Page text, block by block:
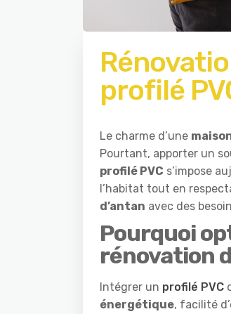
profilé
Le charme d’une
Pourtant, apporter un
profilé PVC s’impose
l’habitat tout en
d’antan avec des
Pourquoi
rénovation
Intégrer un profilé PVC
énergétique, facilité